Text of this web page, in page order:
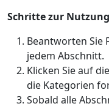
Schritte zur
Beantworten Sie
jedem Abschnitt.
Klicken Sie auf
die Kategorien
Sobald alle